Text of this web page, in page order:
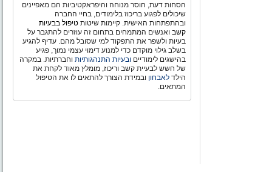
הסחות דעת, חוסר מנוחה והיפראקטיביות הם מאפיינים
שיכולים לפגוע בריכוז בלימודים, בחיי החברה
ובהתפתחות האישית. קיימות שיטות טיפול בבעיות
קשב ואנשים המתמחים בתחום זה עוזרים להתגבר על
בעיות ולשפר את התפקוד למי שסובל מהם. עדיף להגיע
בשלב גילוי מוקדם כדי למנוע דימוי עצמי נמוך, פגיע
בהישגים לימודיים ובעיות התנהגותיות וחברתיות. במקרה
של חשש לבעיית קשב וריכוז, מומלץ מאוד לקחת את
הילד לאבחון ובמידת הצורך להתאים לו את הטיפול
המתאים.